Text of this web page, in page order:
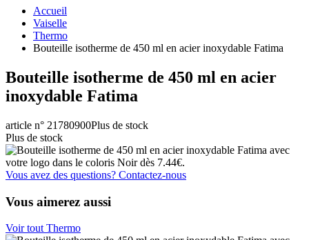
Accueil
Vaiselle
Thermo
Bouteille isotherme de 450 ml en acier inoxydable Fatima
Bouteille isotherme de 450 ml en acier
inoxydable Fatima
article n° 21780900Plus de stock
Plus de stock
Vous avez des questions? Contactez-nous
Vous aimerez aussi
Voir tout Thermo